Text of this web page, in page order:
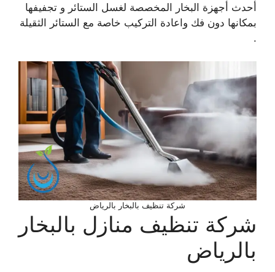
أحدث أجهزة البخار المخصصة لغسل الستائر و تجفيفها
بمكانها دون فك واعادة التركيب خاصة مع الستائر الثقيلة
.
شركة تنظيف بالبخار بالرياض
شركة تنظيف منازل بالبخار
بالرياض